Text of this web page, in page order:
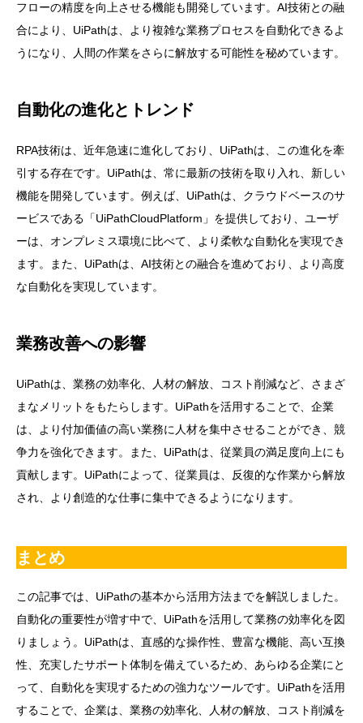
フローの精度を向上させる機能も開発しています。AI技術との融
合により、UiPathは、より複雑な業務プロセスを自動化できるよ
うになり、人間の作業をさらに解放する可能性を秘めています。
自動化の進化とトレンド
RPA技術は、近年急速に進化しており、UiPathは、この進化を牽
引する存在です。UiPathは、常に最新の技術を取り入れ、新しい
機能を開発しています。例えば、UiPathは、クラウドベースのサ
ービスである「UiPathCloudPlatform」を提供しており、ユーザ
ーは、オンプレミス環境に比べて、より柔軟な自動化を実現でき
ます。また、UiPathは、AI技術との融合を進めており、より高度
な自動化を実現しています。
業務改善への影響
UiPathは、業務の効率化、人材の解放、コスト削減など、さまざ
まなメリットをもたらします。UiPathを活用することで、企業
は、より付加価値の高い業務に人材を集中させることができ、競
争力を強化できます。また、UiPathは、従業員の満足度向上にも
貢献します。UiPathによって、従業員は、反復的な作業から解放
され、より創造的な仕事に集中できるようになります。
まとめ
この記事では、UiPathの基本から活用方法までを解説しました。
自動化の重要性が増す中で、UiPathを活用して業務の効率化を図
りましょう。UiPathは、直感的な操作性、豊富な機能、高い互換
性、充実したサポート体制を備えているため、あらゆる企業にと
って、自動化を実現するための強力なツールです。UiPathを活用
することで、企業は、業務の効率化、人材の解放、コスト削減を